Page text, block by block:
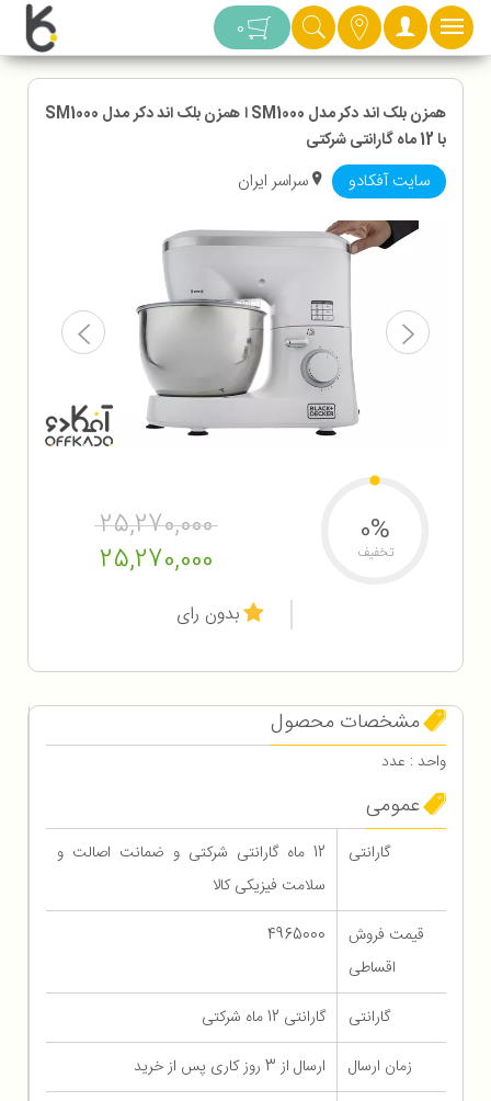
دسته بندی 0
همزن بلک اند دکر مدل SM1000 ا همزن بلک اند دکر مدل SM1000
با 12 ماه گارانتی شرکتی
سایت آفکادو سراسر ایران
25,270,000
25,270,000
0%
تخفیف
بدون رای
مشخصات محصول
واحد : عدد
عمومی
گارانتی
12 ماه گارانتی شرکتی و ضمانت اصالت و
سلامت فیزیکی کالا
قیمت فروش
اقساطی
4965000
گارانتی
گارانتی 12 ماه شرکتی
زمان ارسال
ارسال از 3 روز کاری پس از خرید